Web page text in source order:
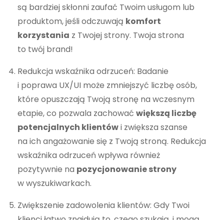
są bardziej skłonni zaufać Twoim usługom lub
produktom, jeśli odczuwają komfort
korzystania z Twojej strony. Twoja strona
to twój brand!
Redukcja wskaźnika odrzuceń: Badanie
i poprawa UX/UI może zmniejszyć liczbę osób,
które opuszczają Twoją stronę na wczesnym
etapie, co pozwala zachować większą liczbę
potencjalnych klientówi zwiększa szanse
na ich angażowanie się z Twoją stroną. Redukcja
wskaźnika odrzuceń wpływa również
pozytywnie na pozycjonowanie strony
w wyszukiwarkach.
Zwiększenie zadowolenia klientów: Gdy Twoi